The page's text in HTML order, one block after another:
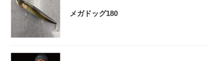
メガドッグ180